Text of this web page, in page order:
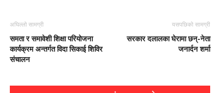
अघिल्लो सामग्री
समता र समावेशी शिक्षा परियोजना
कार्यक्रम अन्तर्गत विदा सिकाई शिविर
संचालन
यसपछिको सामग्री
सरकार दलालका घेरामा छन्-नेता
जनार्दन शर्मा